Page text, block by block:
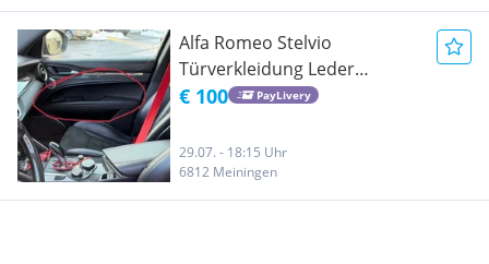
Alfa Romeo Stelvio
Türverkleidung Leder
Schwarz
€ 100 PayLivery
29.07. - 18:15 Uhr
6812 Meiningen